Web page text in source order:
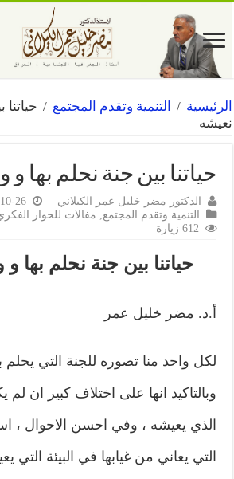
الرئيسية / التنمية وتقدم المجتمع /
نعيشه
حياتنا بين جنة نحلم بها و
الدكتور مضر خليل عمر الكيلاني
26
التنمية وتقدم المجتمع
مفالات للحوار
612 زيارة
حياتنا بين جنة نحلم بها
أ.د. مضر خليل عمر
لكل واحد منا تصوره للجنة التي يحلم
وبالتاكيد انها على اختلاف كبير ان لم
الذي يعيشه ، وفي احسن الاحوال ،
التي يعاني من غيابها في البيئة التي